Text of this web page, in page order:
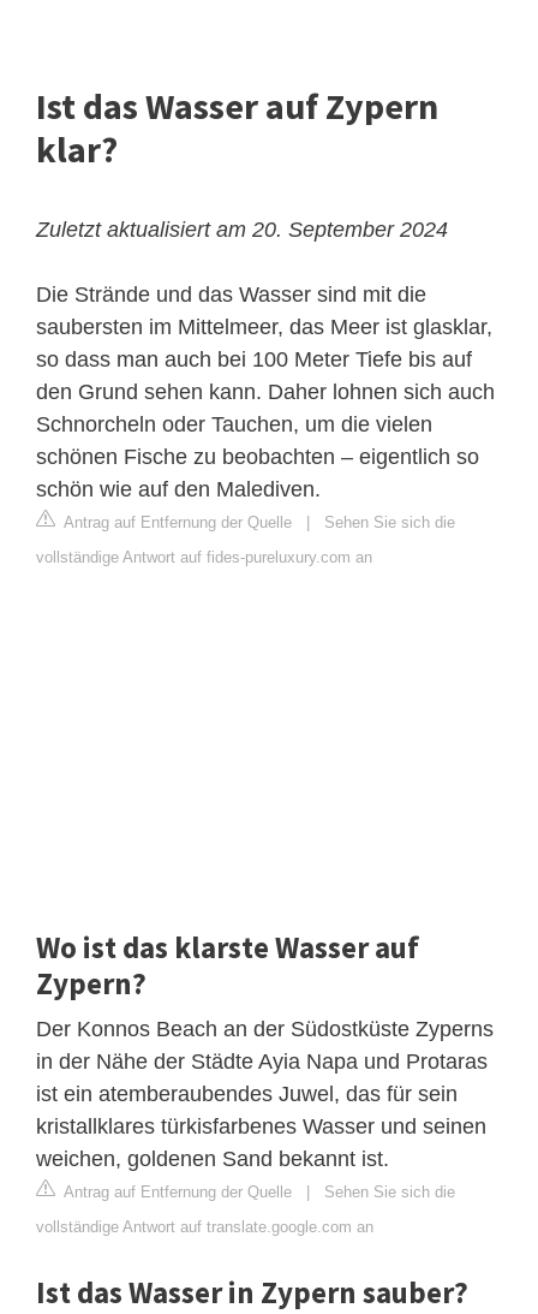
Ist das Wasser auf Zypern
klar?
Zuletzt aktualisiert am 20. September 2024
Die Strände und das Wasser sind mit die
saubersten im Mittelmeer, das Meer ist glasklar,
so dass man auch bei 100 Meter Tiefe bis auf
den Grund sehen kann. Daher lohnen sich auch
Schnorcheln oder Tauchen, um die vielen
schönen Fische zu beobachten – eigentlich so
schön wie auf den Malediven.
Antrag auf Entfernung der Quelle
Sehen Sie sich die
vollständige Antwort auf fides-pureluxury.com an
Wo ist das klarste Wasser auf
Zypern?
Der Konnos Beach an der Südostküste Zyperns
in der Nähe der Städte Ayia Napa und Protaras
ist ein atemberaubendes Juwel, das für sein
kristallklares türkisfarbenes Wasser und seinen
weichen, goldenen Sand bekannt ist.
Antrag auf Entfernung der Quelle
Sehen Sie sich die
vollständige Antwort auf translate.google.com an
Ist das Wasser in Zypern sauber?